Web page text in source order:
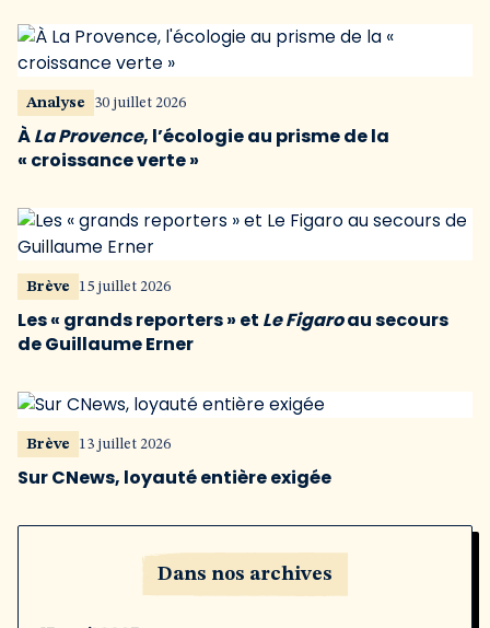
Analyse 30 juillet 2026
ÀLa Provence, l’écologie au prisme de la
« croissance verte »
Brève 15 juillet 2026
Les « grands reporters » et Le Figaroau secours
de Guillaume Erner
Brève 13 juillet 2026
Sur CNews, loyauté entière exigée
Dans nos archives